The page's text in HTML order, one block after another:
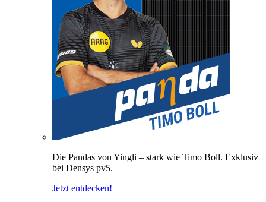
Die Pandas von Yingli – stark wie Timo Boll. Exklusiv
bei Densys pv5.
Jetzt entdecken!